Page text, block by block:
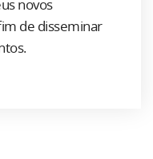
novos
de disseminar